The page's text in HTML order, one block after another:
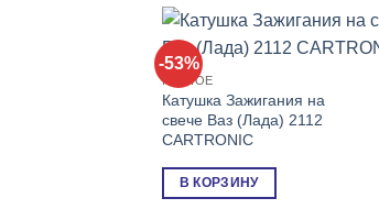
-53%
РАЗНОЕ
Катушка Зажигания на
свече Ваз (Лада) 2112
CARTRONIC
В КОРЗИНУ